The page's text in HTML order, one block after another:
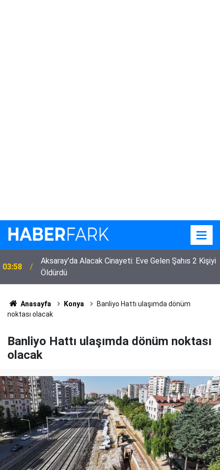
03:58
Aksaray’da Alacak Cinayeti: Eve Gelen Şahıs 2 Kişiyi
Öldürdü
Anasayfa Konya
Banliyo Hattı ulaşımda dönüm
noktası olacak
Banliyo Hattı ulaşımda dönüm noktası
olacak